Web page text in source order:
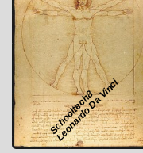
Schooltech8
Leonardo Da Vinci